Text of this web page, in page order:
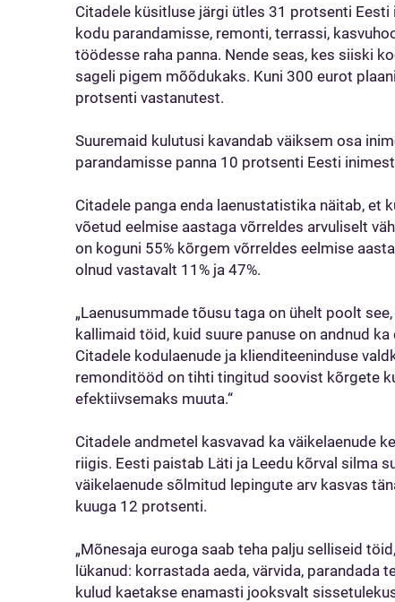
Citadele küsitluse järgi ütles 31 protsenti Eesti
kodu parandamisse, remonti, terrassi,
töödesse raha panna. Nende seas, kes siiski
sageli pigem mõõdukaks. Kuni 300 eurot
protsenti vastanutest.
Suuremaid kulutusi kavandab väiksem osa
parandamisse panna 10 protsenti Eesti
Citadele panga enda laenustatistika näitab, et
võetud eelmise aastaga võrreldes arvuliselt
on koguni 55% kõrgem võrreldes eelmise
olnud vastavalt 11% ja 47%.
„Laenusummade tõusu taga on ühelt poolt
kallimaid töid, kuid suure panuse on andnud
Citadele kodulaenude ja klienditeeninduse
remonditööd on tihti tingitud soovist kõrgete
efektiivsemaks muuta.“
Citadele andmetel kasvavad ka väikelaenude
riigis. Eesti paistab Läti ja Leedu kõrval silma
väikelaenude sõlmitud lepingute arv kasvas
kuuga 12 protsenti.
„Mõnesaja euroga saab teha palju selliseid
lükanud: korrastada aeda, värvida, parandada
kulud kaetakse enamasti jooksvalt